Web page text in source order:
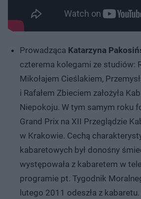
Prowadząca Katarzyna
czterema kolegami ze studiów:
Mikołajem Cieślakiem,
i Rafałem Zbieciem założyła
Niepokoju. W tym samym roku
Grand Prix na XII Przeglądzie
w Krakowie. Cechą
kabaretowych był donośny
występowała z kabaretem w
programie pt. Tygodnik
lutego 2011 odeszła z